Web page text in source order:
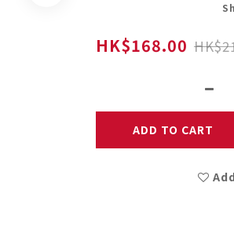
HK$168.00
ADD TO CART